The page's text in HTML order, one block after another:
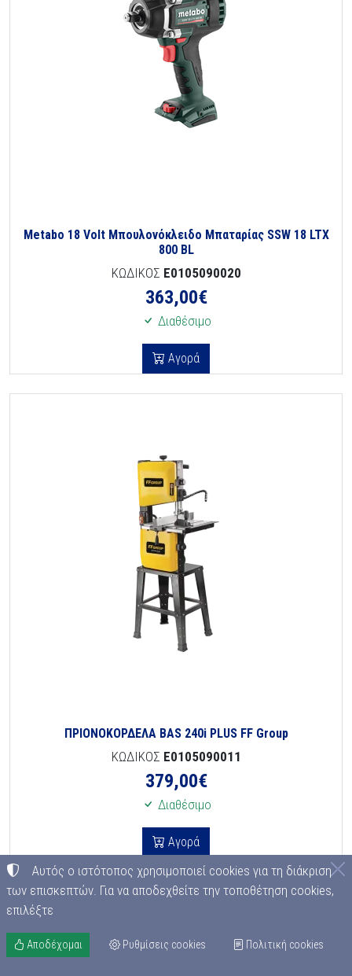
Metabo 18 Volt Μπουλονόκλειδο Μπαταρίας SSW 18 LTX
800 BL
ΚΩΔΙΚΟΣ E0105090020
363,00€
Διαθέσιμο
Αγορά
ΠΡΙΟΝΟΚΟΡΔΕΛΑ BAS 240i PLUS FF Group
ΚΩΔΙΚΟΣ E0105090011
379,00€
Διαθέσιμο
Αγορά
Αυτός ο ιστότοπος χρησιμοποιεί cookies για τη διάκριση
των επισκεπτών. Για να αποδεχθείτε την τοποθέτηση cookies,
επιλέξτε
Αποδέχομαι Ρυθμίσεις cookies Πολιτική cookies